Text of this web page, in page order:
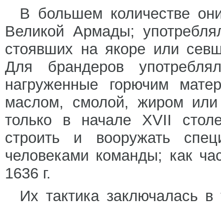
В большем количестве
Великой Армады;
стоявших на якоре или
Для брандеров
нагруженные горючим
маслом, смолой, жиром
только в начале XVII
строить и вооружать
человеками команды; как
1636 г.
Их тактика заключалась